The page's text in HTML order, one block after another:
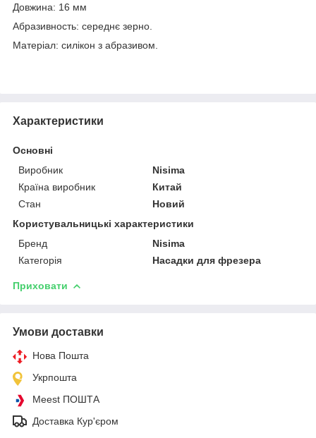
Довжина: 16 мм
Абразивность: середнє зерно.
Матеріал: силікон з абразивом.
Характеристики
Основні
Виробник
Nisima
Країна виробник
Китай
Стан
Новий
Користувальницькі характеристики
Бренд
Nisima
Категорія
Насадки для фрезера
Приховати
Умови доставки
Нова Пошта
Укрпошта
Meest ПОШТА
Доставка Кур'єром